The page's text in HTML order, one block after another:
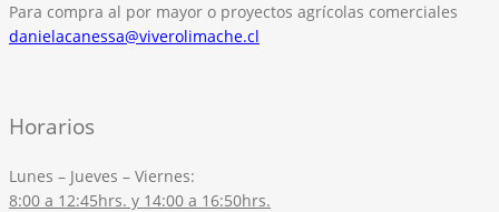
Para compra al por mayor o proyectos agrícolas comerciales
danielacanessa@viverolimache.cl
Horarios
Lunes – Jueves – Viernes:
8:00 a 12:45hrs. y 14:00 a 16:50hrs.